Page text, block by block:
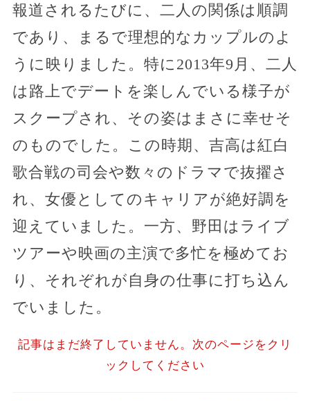
報道されるたびに、二人の関係は順調
であり、まるで理想的なカップルのよ
うに映りました。特に2013年9月、二人
は路上でデートを楽しんでいる様子が
スクープされ、その姿はまさに幸せそ
のものでした。この時期、吉高は紅白
歌合戦の司会や数々のドラマで抜擢さ
れ、女優としてのキャリアが絶好調を
迎えていました。一方、野田はライブ
ツアーや映画の主演で多忙を極めてお
り、それぞれが自身の仕事に打ち込ん
でいました。
記事はまだ終了していません。次のページをクリ
ックしてください